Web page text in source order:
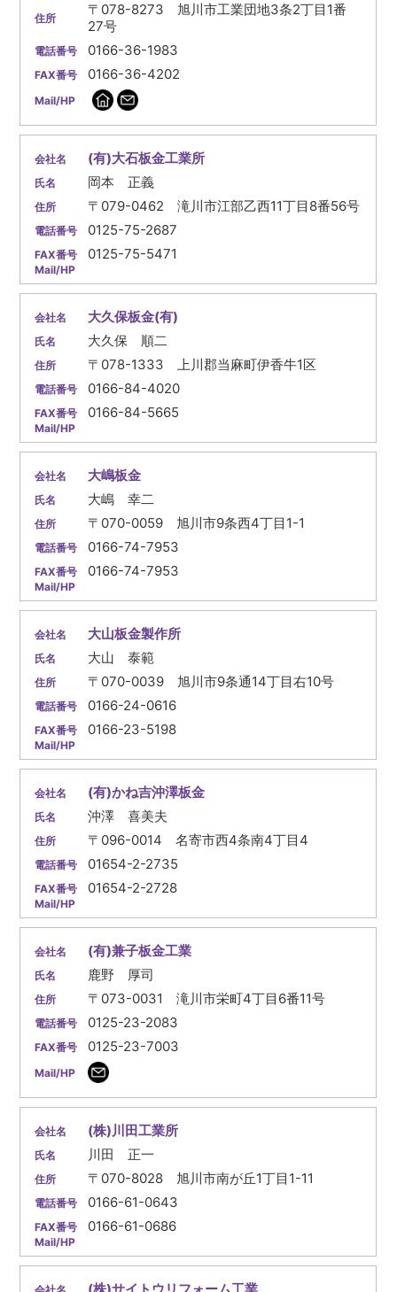
〒078-8273 旭川市工業団地3条2丁目1番
27号
0166-36-1983
0166-36-4202
(有)大石板金工業所
岡本 正義
〒079-0462 滝川市江部乙西11丁目8番56号
0125-75-2687
0125-75-5471
大久保板金(有)
大久保 順二
〒078-1333 上川郡当麻町伊香牛1区
0166-84-4020
0166-84-5665
大嶋板金
大嶋 幸二
〒070-0059 旭川市9条西4丁目1-1
0166-74-7953
0166-74-7953
大山板金製作所
大山 泰範
〒070-0039 旭川市9条通14丁目右10号
0166-24-0616
0166-23-5198
(有)かね吉沖澤板金
沖澤 喜美夫
〒096-0014 名寄市西4条南4丁目4
01654-2-2735
01654-2-2728
(有)兼子板金工業
鹿野 厚司
〒073-0031 滝川市栄町4丁目6番11号
0125-23-2083
0125-23-7003
(株)川田工業所
川田 正一
〒070-8028 旭川市南が丘1丁目1-11
0166-61-0643
0166-61-0686